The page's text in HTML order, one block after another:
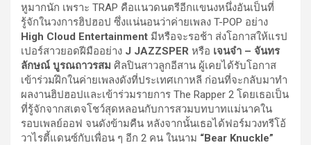
หูมากนัก เพราะ TRAP คือแนวดนตรีอีกแขนงหนึ่งอันเป็นที่
รู้จักในวงการฮิปฮอป ซึ่งแน่นอนว่าค่ายเพลง T-POP อย่าง
High Cloud Entertainment มีหรือจะรอช้า ส่งโอกาสให้แรป
เปอร์สาวยอดฝีมืออย่าง J JAZZSPER หรือ เจนจ๋า – จันทร
ลักษณ์ บูรณถาวรสม ศิลปินสาวลูกอีสาน ผู้เคยได้รับโอกาส
เข้าร่วมฝึกในค่ายเพลงดังที่ประเทศเกาหลี ก่อนที่จะกลับมาทำ
ผลงานฮิปฮอปและเข้าร่วมรายการ The Rapper 2 โดยเธอเป็น
ที่รู้จักจากสเตจโชว์สุดหลอนกับการสวมบทบาทแม่นาคใน
รอบเพลย์ออฟ จนดังข้ามคืน หลังจากนั้นเธอได้ฟอร์มวงทรีโอ้
วาไรตี้แดนซ์กับเพื่อน ๆ อีก 2 คน ในนาม “Bear Knuckle”